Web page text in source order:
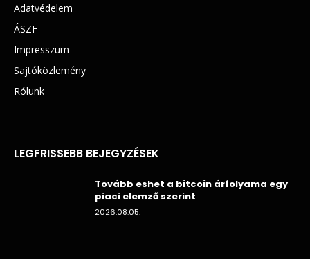
Adatvédelem
ÁSZF
Impresszum
Sajtóközlemény
Rólunk
LEGFRISSEBB BEJEGYZÉSEK
Tovább eshet a bitcoin árfolyama egy
piaci elemző szerint
2026.08.05.